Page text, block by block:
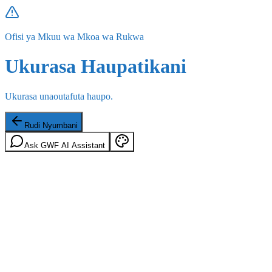
Ofisi ya Mkuu wa Mkoa wa Rukwa
Ukurasa Haupatikani
Ukurasa unaoutafuta haupo.
Rudi Nyumbani
Ask GWF AI Assistant